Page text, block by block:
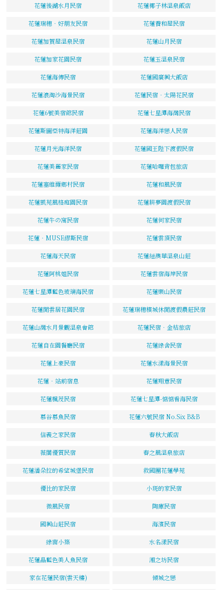
花蓮後湖水月民宿 花蓮椰子林溫泉飯店
花蓮瑞穗‧好朋友民宿 花蓮養和屋民宿
花蓮加賀屋溫泉民宿 花蓮山月民宿
花蓮加家花園民宿 花蓮玉溫泉民宿
花蓮海傳民宿 花蓮國廣興大飯店
花蓮浪淘沙海景民宿 花蓮民宿‧太陽花民宿
花蓮6號美宿館民宿 花蓮七星潭海灣民宿
花蓮斯圖亞特海洋莊園 花蓮海洋戀人民宿
花蓮月光海洋民宿 花蓮國王陛下渡假民宿
花蓮美麗家民宿 花蓮哈囉背包旅店
花蓮塞維爾鄉村民宿 花蓮和風民宿
花蓮凱苑風格庭園民宿 花蓮耕夢園渡假民宿
花蓮牛の窩民宿 花蓮何家民宿
花蓮‧MUSE繆斯民宿 花蓮雲頂民宿
花蓮海天民宿 花蓮紐澳華溫泉山莊
花蓮阿桃姐民宿 花蓮雲宿海岸民宿
花蓮七星潭藍色玻璃海民宿 花蓮樂山民宿
花蓮閒雲居花園民宿 花蓮瑞穗檳城休閒渡假農莊民宿
花蓮山灣水月景觀溫泉會館 花蓮民宿．金桔旅店
花蓮自在園餐廳民宿 花蓮綠舍民宿
花蓮上豪民宿 花蓮水漾海景民宿
花蓮‧站前宿息 花蓮翔意民宿
花蓮楓茂民宿 花蓮七星潭-惦惦看海民宿
慕谷慕魚民宿 花蓮六號民宿 No.Six B&B
信義之家民宿 春秋大飯店
薇閣優質民宿 春之風溫泉旅店
花蓮潘朵拉的希望城堡民宿 救國團花蓮學苑
優比的家民宿 小斑的家民宿
微風民宿 陶庫民宿
國興山莊民宿 海濱民宿
綠窗小築 水名漾民宿
花蓮晶藍色美人魚民宿 湘之坊民宿
家在花蓮民宿(雲天樓) 傾城之戀